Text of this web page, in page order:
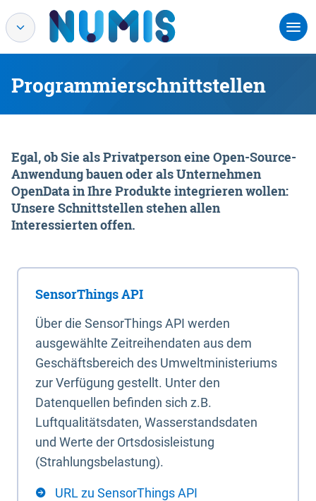
Programmierschnittstellen
Egal, ob Sie als Privatperson eine Open-Source-
Anwendung bauen oder als Unternehmen
OpenData in Ihre Produkte integrieren wollen:
Unsere Schnittstellen stehen allen
Interessierten offen.
SensorThings API
Über die SensorThings API werden
ausgewählte Zeitreihendaten aus dem
Geschäftsbereich des Umweltministeriums
zur Verfügung gestellt. Unter den
Datenquellen befinden sich z.B.
Luftqualitätsdaten, Wasserstandsdaten
und Werte der Ortsdosisleistung
(Strahlungsbelastung).
URL zu SensorThings API